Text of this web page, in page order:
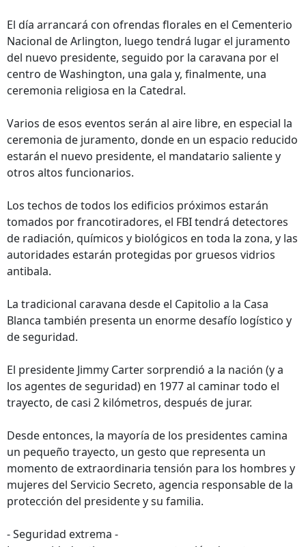
El día arrancará con ofrendas florales en el Cementerio
Nacional de Arlington, luego tendrá lugar el juramento
del nuevo presidente, seguido por la caravana por el
centro de Washington, una gala y, finalmente, una
ceremonia religiosa en la Catedral.
Varios de esos eventos serán al aire libre, en especial la
ceremonia de juramento, donde en un espacio reducido
estarán el nuevo presidente, el mandatario saliente y
otros altos funcionarios.
Los techos de todos los edificios próximos estarán
tomados por francotiradores, el FBI tendrá detectores
de radiación, químicos y biológicos en toda la zona, y las
autoridades estarán protegidas por gruesos vidrios
antibala.
La tradicional caravana desde el Capitolio a la Casa
Blanca también presenta un enorme desafío logístico y
de seguridad.
El presidente Jimmy Carter sorprendió a la nación (y a
los agentes de seguridad) en 1977 al caminar todo el
trayecto, de casi 2 kilómetros, después de jurar.
Desde entonces, la mayoría de los presidentes camina
un pequeño trayecto, un gesto que representa un
momento de extraordinaria tensión para los hombres y
mujeres del Servicio Secreto, agencia responsable de la
protección del presidente y su familia.
- Seguridad extrema -